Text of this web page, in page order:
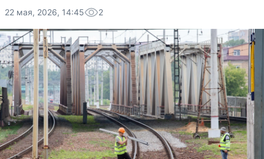
22 мая, 2026, 14:45 2